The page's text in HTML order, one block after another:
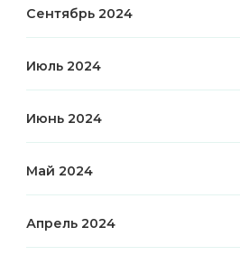
Сентябрь 2024
Июль 2024
Июнь 2024
Май 2024
Апрель 2024